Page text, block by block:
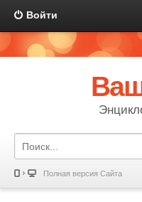
Войти
Полная версия Сайта